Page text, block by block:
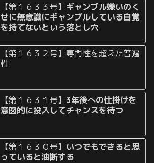
【第１６３３号】 ギャンブル嫌いのく
せに無意識にギャンブルしている自覚
を持てないという落とし穴
【第１６３２号】専門性を超えた普遍
性
【第１６３１号】 3年後への仕掛けを
意図的に投入してチャンスを待つ
【第１６３０号】 いつでもできると思
っていると油断する